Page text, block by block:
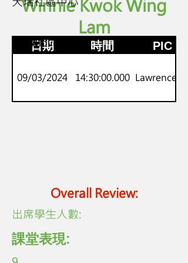
Winnie Kwok Wing
Lam
日期 時間 PIC
09/03/2024 14:30:00.000 Lawrence Lo
Overall Review:
P.3-4
劍橋Movers
​出席學生人數:
課堂表現: